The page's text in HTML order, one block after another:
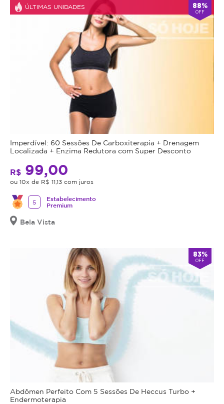
ÚLTIMAS UNIDADES 88%
OFF
Imperdível: 60 Sessões De Carboxiterapia + Drenagem
Localizada + Enzima Redutora com Super Desconto
R$ 99,00
ou 10x de R$ 11,13 com juros
5
Estabelecimento
Premium
Bela Vista
83%
OFF
Abdômen Perfeito Com 5 Sessões De Heccus Turbo +
Endermoterapia